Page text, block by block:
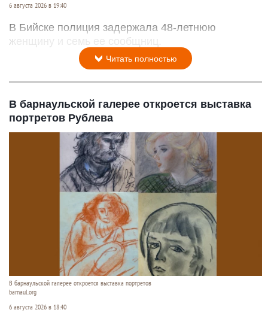
6 августа 2026 в 19:40
В Бийске полиция задержала 48-летнюю
женщину и семь ее сообщниц.
Читать полностью
В барнаульской галерее откроется выставка
портретов Рублева
В барнаульской галерее откроется выставка портретов
barnaul.org
6 августа 2026 в 18:40